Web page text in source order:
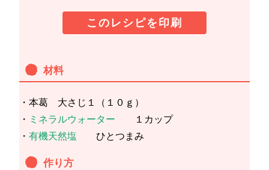
このレシピを印刷
材料
・本葛 大さじ１（１０ｇ）
・ ミネラルウォーター １カップ
・有機天然塩 ひとつまみ
作り方